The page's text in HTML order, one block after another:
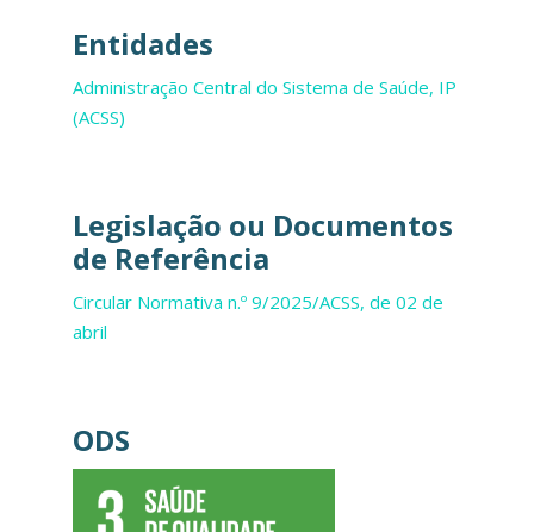
Entidades
Administração Central do Sistema de Saúde, IP
(ACSS)
Legislação ou Documentos
de Referência
Circular Normativa n.º 9/2025/ACSS, de 02 de
abril
ODS